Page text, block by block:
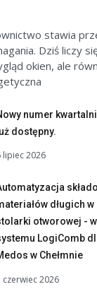
stawia
Dziś liczy
okien, ale
numer
dostępny.
lipiec 2026
długich
otworowej -
LogiComb
w Chełmnie
czerwiec 2026